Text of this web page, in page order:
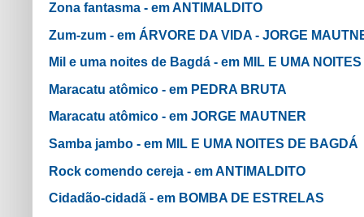
Zona fantasma - em ANTIMALDITO
Zum-zum - em ÁRVORE DA VIDA - JORGE
Mil e uma noites de Bagdá - em MIL E UMA
Maracatu atômico - em PEDRA BRUTA
Maracatu atômico - em JORGE MAUTNER
Samba jambo - em MIL E UMA NOITES DE BAGDÁ
Rock comendo cereja - em ANTIMALDITO
Cidadão-cidadã - em BOMBA DE ESTRELAS